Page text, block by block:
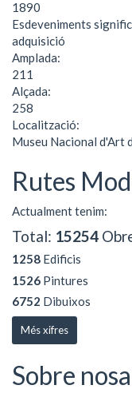
1890
Esdeveniments
adquisició
Amplada:
211
Alçada:
258
Localització:
Museu Nacional d'Art
Rutes
Actualment tenim:
Total: 15254
1258 Edificis
1526 Pintures
6752 Dibuixos
Més xifres
Sobre